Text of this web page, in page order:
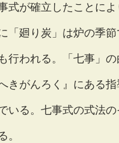
式が確立したことに
「廻り炭」は炉の季
行われる。「七事」
きがんろく』にある
いる。七事式の式法